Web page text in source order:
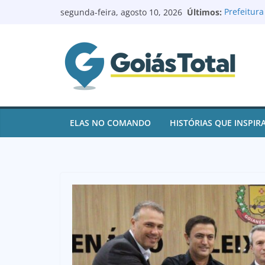
segunda-feira, agosto 10, 2026 Últimos:
de
juros
após
Batista à
ELAS NO COMANDO HISTÓRIAS QUE